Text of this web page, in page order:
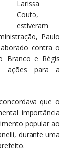
Larissa
Couto,
estiveram
Paulo
contra o
Branco e Régis
ações para a
que o
importância
popular ao
durante uma